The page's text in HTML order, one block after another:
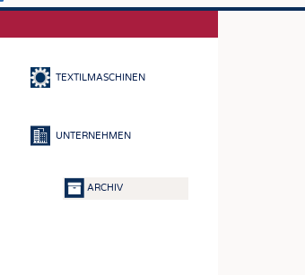
TEXTILMASCHINEN
UNTERNEHMEN
ARCHIV